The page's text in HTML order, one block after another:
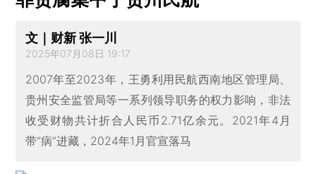
文｜财新 张一川
2025年07月08日 19:17
2007年至2023年，王勇利用民航西南地区管理局、
贵州安全监管局等一系列领导职务的权力影响，非法
收受财物共计折合人民币2.71亿余元。2021年4月
带“病”进藏，2024年1月官宣落马